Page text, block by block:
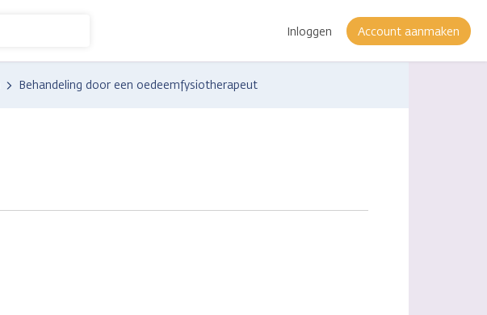
Inloggen Account aanmaken
Behandeling door een oedeemfysiotherapeut